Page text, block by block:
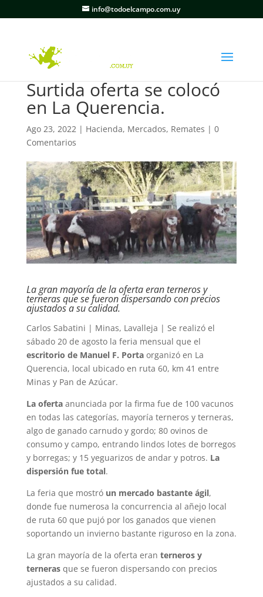
info@todoelcampo.com.uy
Surtida oferta se colocó
en La Querencia.
Ago 23, 2022| Hacienda, Mercados, Remates | 0
Comentarios
La gran mayoría de la oferta eran terneros y
terneras que se fueron dispersando con precios
ajustados a su calidad.
Carlos Sabatini | Minas, Lavalleja | Se realizó el
sábado 20 de agosto la feria mensual que el
escritorio de Manuel F. Portaorganizó en La
Querencia, local ubicado en ruta 60, km 41 entre
Minas y Pan de Azúcar.
La ofertaanunciada por la firma fue de 100 vacunos
en todas las categorías, mayoría terneros y terneras,
algo de ganado carnudo y gordo; 80 ovinos de
consumo y campo, entrando lindos lotes de borregos
y borregas; y 15 yeguarizos de andar y potros. La
dispersión fue total.
La feria que mostró un mercado bastante ágil,
donde fue numerosa la concurrencia al añejo local
de ruta 60 que pujó por los ganados que vienen
soportando un invierno bastante riguroso en la zona.
La gran mayoría de la oferta eran terneros y
ternerasque se fueron dispersando con precios
ajustados a su calidad.